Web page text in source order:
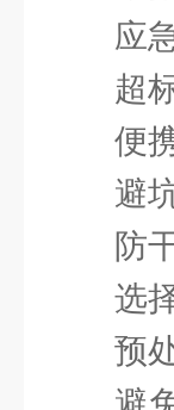
应
超
便
避
防
选
预